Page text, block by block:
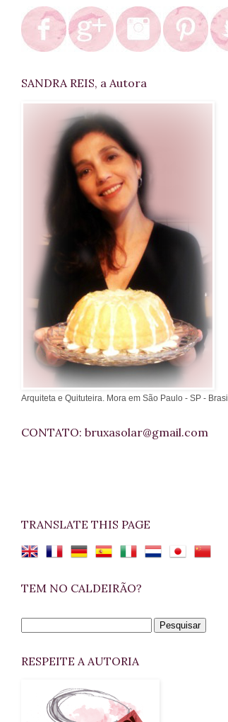
SANDRA REIS, a Autora
Arquiteta e Quituteira. Mora em São Paulo - SP - Brasil
CONTATO: bruxasolar@gmail.com
TRANSLATE THIS PAGE
TEM NO CALDEIRÃO?
RESPEITE A AUTORIA